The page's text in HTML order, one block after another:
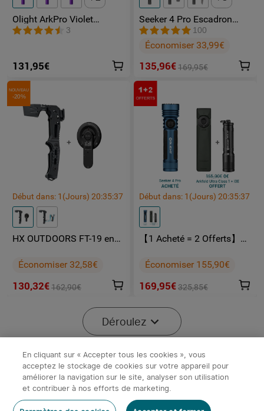
Olight MCC Spécial - Câble de
Charge Magnétique
Noir x115,95€
Ajouter au panier Acheter maintenant
Olight ArkPro Violet
Nébuleuse | Lampe Torche
Rechargeable 1500
3
131,95€
Seeker 4 Pro Escadron
Fantôme lampe toeche
puissante
100
Économiser 33,99€
135,96€169,95€
NOUVEAU
-20%
Début dans: 1 (Jours) 20:35:37
HX OUTDOORS FT-19 en
Économiser 32,58€
130,32€162,90€
Début dans: 1 (Jours)20:35:37
【1 Acheté = 2 Offerts】
Arkfeld Ultra Class 1 + i3E
Économiser 155,90€
169,95€325,85€
Déroulez
En cliquant sur « Accepter tous les cookies », vous
acceptez le stockage de cookies sur votre appareil pour
améliorer la navigation sur le site, analyser son utilisation
et contribuer à nos efforts de marketing.